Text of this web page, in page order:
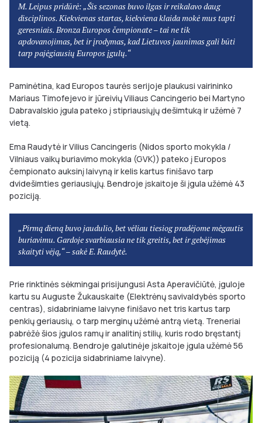
M. Leipus pridūrė: „Šis sezonas buvo ilgas ir reikalavo daug
disciplinos. Kiekvienas startas, kiekviena klaida mokė mus tapti
geresniais. Bronza Europos čempionate – tai ne tik
apdovanojimas, bet ir įrodymas, kad Lietuvos jaunimas gali būti
tarp pajėgiausių Europos įgulų.“
Paminėtina, kad Europos taurės serijoje plaukusi vairininko
Mariaus Timofejevo ir jūreivių Viliaus Cancingerio bei Martyno
Dabravalskio įgula pateko į stipriausiųjų dešimtuką ir užėmė 7
vietą.
Ema Raudytė ir Vilius Cancingeris (Nidos sporto mokykla /
Vilniaus vaikų buriavimo mokykla (GVK)) pateko į Europos
čempionato auksinį laivyną ir kelis kartus finišavo tarp
dvidešimties geriausiųjų. Bendroje įskaitoje ši įgula užėmė 43
poziciją.
„Pirmą dieną buvo jaudulio, bet vėliau tiesiog pradėjome mėgautis
buriavimu. Gardoje svarbiausia ne tik greitis, bet ir gebėjimas
skaityti vėją,“ – sakė E. Raudytė.
Prie rinktinės sėkmingai prisijungusi Asta Aperavičiūtė, įguloje
kartu su Auguste Žukauskaite (Elektrėnų savivaldybės sporto
centras), sidabriniame laivyne finišavo net tris kartus tarp
penkių geriausių, o tarp merginų užėmė antrą vietą. Treneriai
pabrėžė šios įgulos ramų ir analitinį stilių, kuris rodo bręstantį
profesionalumą. Bendroje galutinėje įskaitoje įgula užėmė 56
poziciją (4 pozicija sidabriniame laivyne).